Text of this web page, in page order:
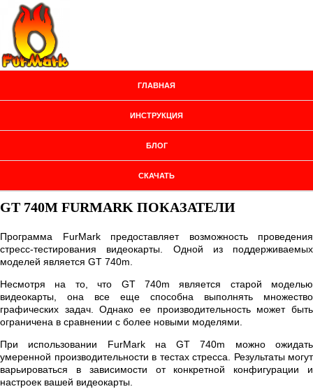
ГЛАВНАЯ
ИНСТРУКЦИЯ
БЛОГ
СКАЧАТЬ
GT 740M FURMARK ПОКАЗАТЕЛИ
Программа FurMark предоставляет возможность проведения
стресс-тестирования видеокарты. Одной из поддерживаемых
моделей является GT 740m.
Несмотря на то, что GT 740m является старой моделью
видеокарты, она все еще способна выполнять множество
графических задач. Однако ее производительность может быть
ограничена в сравнении с более новыми моделями.
При использовании FurMark на GT 740m можно ожидать
умеренной производительности в тестах стресса. Результаты могут
варьироваться в зависимости от конкретной конфигурации и
настроек вашей видеокарты.